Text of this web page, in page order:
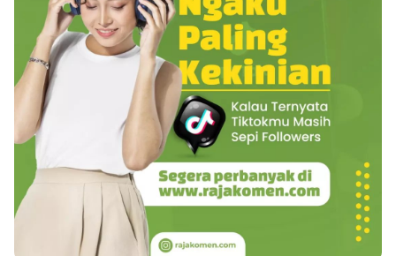
Anda bisa terinfeksi flu dari tetesan liur atau dari
kontak langsung dengan sekresi (cairan dan lendir)
dari hidung dan tenggorokan orang yang terinfeksi.
5. Hepatitis B Ciuman juga dapat menularkan virus
ini, meskipun darah memiliki tingkat virus lebih tinggi
ketimbang air liur. Infeksi dapat terjadi ketika darah
dan air liur yang terinfeksi bersentuhan langsung
dengan aliran darah orang lain atau selaput lendir.
Seseorang lebih mungkin terinfeksi saat berciuman
jika mereka berdua memiliki luka terbuka di atau di
sekitar mulut. 6. Kutil Kutil di dalam mulut dapat
bau, cahaya, gerakan, dan suara, walau pun masih
sulit ditemukan. Diduga faktor gen pun ikut berperan
di sini. Ketidakseimbangan hormon, terutama
estrogen, menjadi hal yang sering memicu terjadinya
migrain sehingga wajar jika perempuan banyak
yang terkena penyakit ini. Memang, tidak enak
rasanya ketika migrain sedang berkuasa. Pekerjaan
yang harus diselesaikan bakal tertunda gara-gara
serangan migrain. Tidak ada jalan, kecuali segera
mengistirahatkan diri guna meredakan nyeri kepala
sebelah itu. Melakukan teknik rileksasi, pijatan, atau
bahkan akupuntur dapat membantu mengurangi